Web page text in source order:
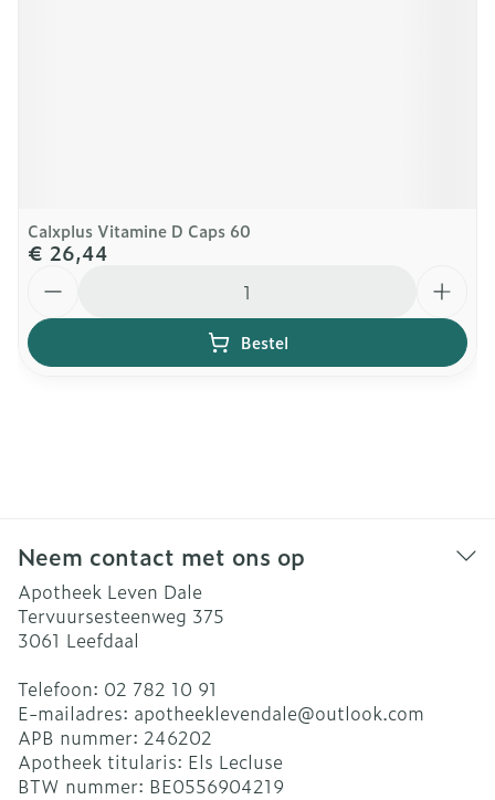
Calxplus Vitamine D Caps 60
€ 26,44
Bestel
Neem contact met ons op
Apotheek Leven Dale
Tervuursesteenweg 375
3061 Leefdaal
Telefoon: 02 782 10 91
E-mailadres: apotheeklevendale@outlook.com
APB nummer: 246202
Apotheek titularis: Els Lecluse
BTW nummer: BE0556904219